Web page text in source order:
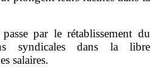
par le rétablissement du
syndicales dans la libre
salaires.